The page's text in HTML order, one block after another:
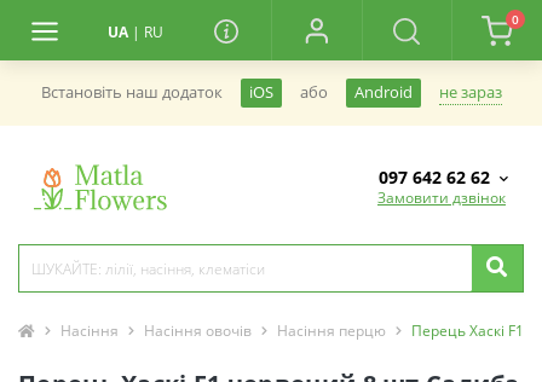
UA | RU
0
Встановiть наш додаток iOS або Android не зараз
097 642 62 62
Замовити дзвінок
Насіння Насіння овочів Насіння перцю Перець Хаскі F1